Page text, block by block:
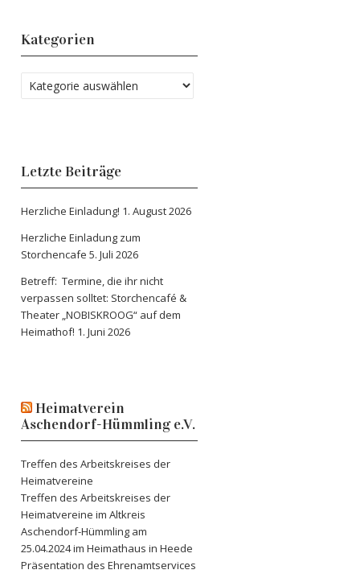
Kategorien
Letzte Beiträge
Herzliche Einladung! 1. August 2026
Herzliche Einladung zum
Storchencafe 5. Juli 2026
Betreff: Termine, die ihr nicht
verpassen solltet: Storchencafé &
Theater „NOBISKROOG“ auf dem
Heimathof! 1. Juni 2026
Heimatverein
Aschendorf-Hümmling e.V.
Treffen des Arbeitskreises der
Heimatvereine
Treffen des Arbeitskreises der
Heimatvereine im Altkreis
Aschendorf-Hümmling am
25.04.2024 im Heimathaus in Heede
Präsentation des Ehrenamtservices